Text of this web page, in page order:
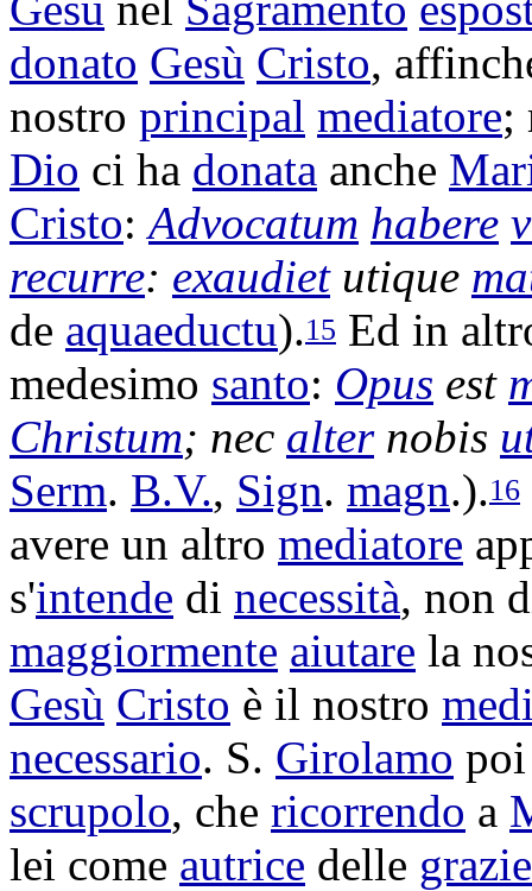
donato Gesù Cristo,
nostro principal mediatore;
Dio ci ha donata anche
Cristo:Advocatum habere
recurre: exaudietutique
de aquaeductu).15 Ed in
medesimo santo: Opus est
Christum; nec alternobis
Serm. B.V., Sign. magn.).16
avere un altro mediatore
s'intende di necessità, non
maggiormente aiutare la
Gesù Cristo è il nostro
necessario. S. Girolamo
scrupolo, che ricorrendo a
lei come autrice delle grazie